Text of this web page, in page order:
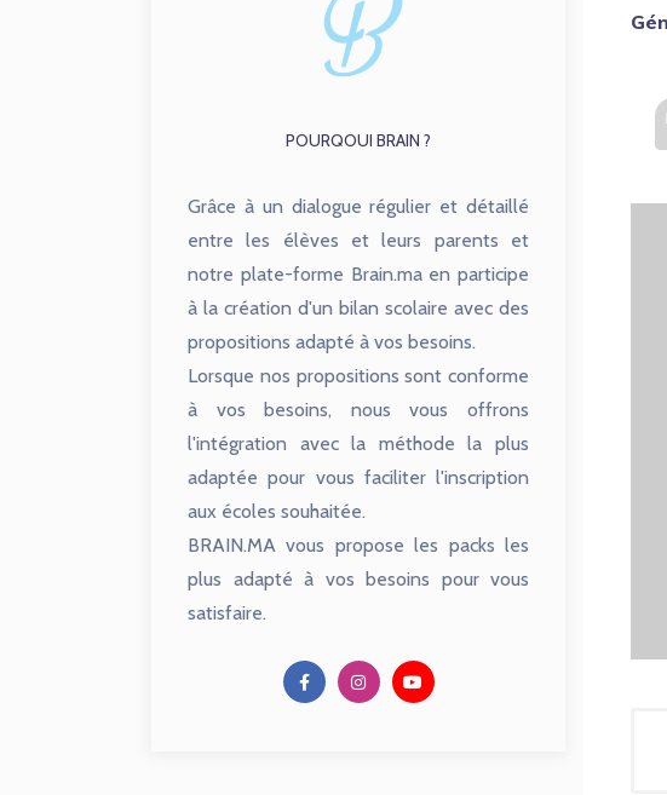
POURQOUI BRAIN ?
Grâce à un dialogue régulier et détaillé
entre les élèves et leurs parents et
notre plate-forme Brain.ma en participe
à la création d'un bilan scolaire avec des
propositions adapté à vos besoins.
Lorsque nos propositions sont conforme
à vos besoins, nous vous offrons
l'intégration avec la méthode la plus
adaptée pour vous faciliter l'inscription
aux écoles souhaitée.
BRAIN.MA vous propose les packs les
plus adapté à vos besoins pour vous
satisfaire.